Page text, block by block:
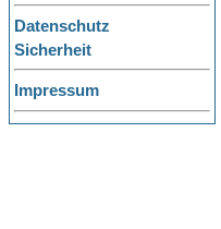
Datenschutz
Sicherheit
Impressum